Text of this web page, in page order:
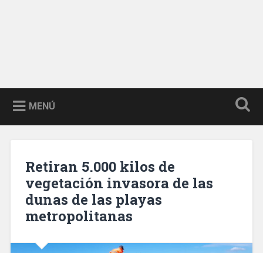
MENÚ
Retiran 5.000 kilos de
vegetación invasora de las
dunas de las playas
metropolitanas